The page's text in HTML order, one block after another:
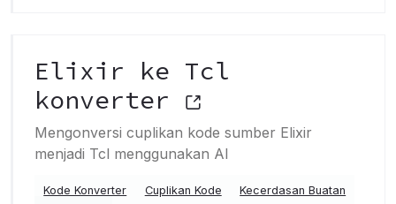
Elixir ke Tcl
konverter
Mengonversi cuplikan kode sumber Elixir
menjadi Tcl menggunakan AI
Kode Konverter Cuplikan Kode
Kecerdasan Buatan